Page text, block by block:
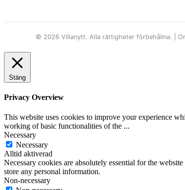
© 2026 Villanytt. Alla rättigheter förbehållna. |
Stäng
Privacy Overview
This website uses cookies to improve your experience
working of basic functionalities of the ...
Necessary
Necessary
Alltid aktiverad
Necessary cookies are absolutely essential for the
store any personal information.
Non-necessary